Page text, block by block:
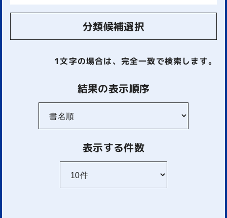
分類候補選択
1文字の場合は、完全一致で検索します。
結果の表示順序
表示する件数